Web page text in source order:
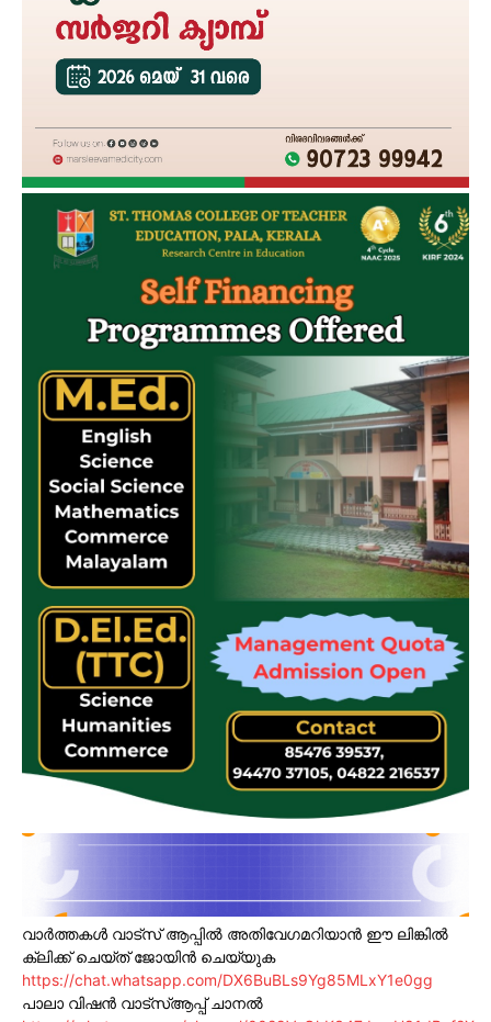
വാർത്തകൾ വാട്സ് ആപ്പിൽ അതിവേഗമറിയാൻ ഈ ലിങ്കിൽ
ക്ലിക്ക് ചെയ്ത് ജോയിൻ ചെയ്യുക
https://chat.whatsapp.com/DX6BuBLs9Yg85MLxY1e0gg
പാലാ വിഷൻ വാട്സ്ആപ്പ് ചാനൽ